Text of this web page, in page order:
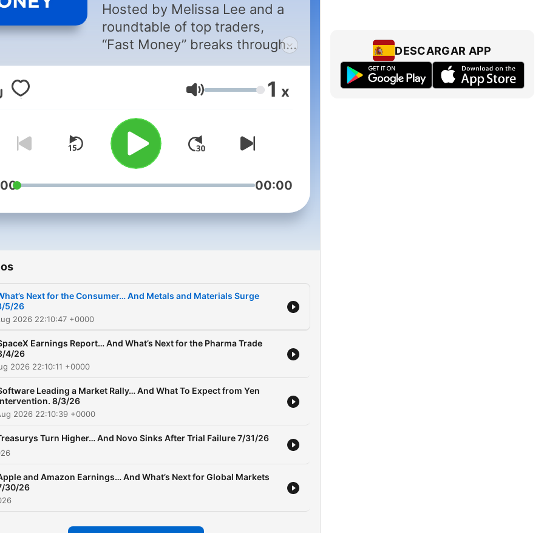
Hosted by Melissa Lee and a
roundtable of top traders,
“Fast Money” breaks through
the noise of the day, to deliver
the actionable news that
matters most to investors.
Fast Money airs weeknights at
5p ET on CNBC. Visit
http://fastmoney.cnbc.com for
additional information.
Volumen 1 x
00:00
Next for the Consumer… And Metals and Materials Surge
5/26
2026 22:10:47 +0000
Earnings Report… And What’s Next for the Pharma Trade
4/26
2026 22:10:11 +0000
Leading a Market Rally… And What To Expect from Yen
8/3/26
2026 22:10:39 +0000
Turn Higher… And Novo Sinks After Trial Failure 7/31/26
and Amazon Earnings… And What’s Next for Global Markets
30/26
DESCARGAR APP